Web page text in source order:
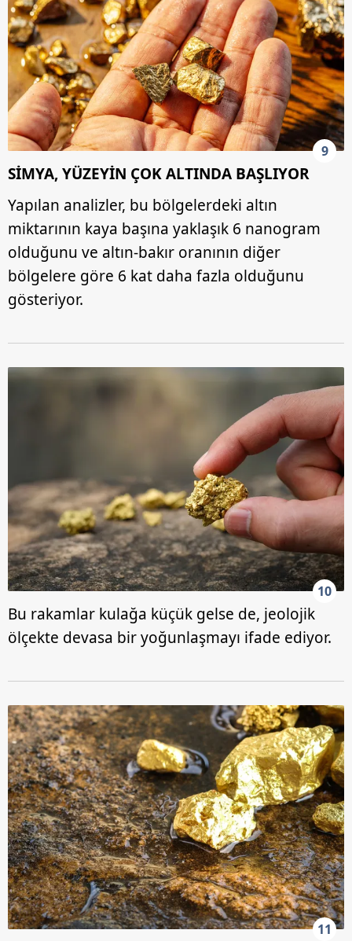
9
SİMYA, YÜZEYİN ÇOK ALTINDA BAŞLIYOR
Yapılan analizler, bu bölgelerdeki altın
miktarının kaya başına yaklaşık 6 nanogram
olduğunu ve altın-bakır oranının diğer
bölgelere göre 6 kat daha fazla olduğunu
gösteriyor.
10
Bu rakamlar kulağa küçük gelse de, jeolojik
ölçekte devasa bir yoğunlaşmayı ifade ediyor.
11